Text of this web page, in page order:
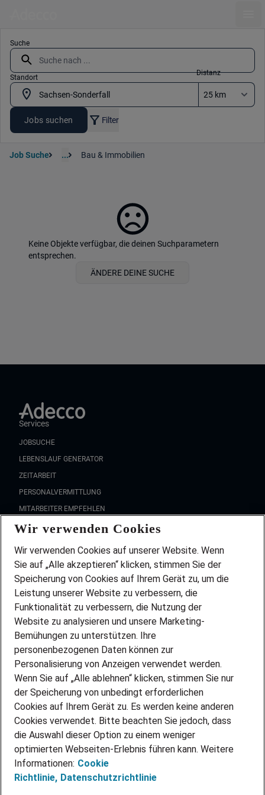
Suche
Standort
Distanz
Jobs suchen Filter
Job Suche ... Bau & Immobilien
Keine Objekte verfügbar, die deinen Suchparametern
entsprechen.
ÄNDERE DEINE SUCHE
Services
JOBSUCHE
LEBENSLAUF GENERATOR
ZEITARBEIT
PERSONALVERMITTLUNG
MITARBEITER EMPFEHLEN
FAQ
Wir stellen ein!
DEINE BERUFSGRUPPE
DEINE LEBENSSITUATION
PARTNERSHIP WITH AIRBUS
INITIATIV BEWERBEN
ÜBER UNS
STANDORTE
BLOG
PRESSE
KONTAKT
@Adecco 2026
IMPRESSUM
DATENSCHUTZ
Wir verwenden Cookies
Wir verwenden Cookies auf unserer Website. Wenn
Sie auf „Alle akzeptieren“ klicken, stimmen Sie der
Speicherung von Cookies auf Ihrem Gerät zu, um die
Leistung unserer Website zu verbessern, die
Funktionalität zu verbessern, die Nutzung der
Website zu analysieren und unsere Marketing-
Bemühungen zu unterstützen. Ihre
personenbezogenen Daten können zur
Personalisierung von Anzeigen verwendet werden.
Wenn Sie auf „Alle ablehnen“ klicken, stimmen Sie nur
der Speicherung von unbedingt erforderlichen
Cookies auf Ihrem Gerät zu. Es werden keine anderen
Cookies verwendet. Bitte beachten Sie jedoch, dass
die Auswahl dieser Option zu einem weniger
optimierten Webseiten-Erlebnis führen kann. Weitere
Informationen: Cookie
Richtlinie, Datenschutzrichtlinie